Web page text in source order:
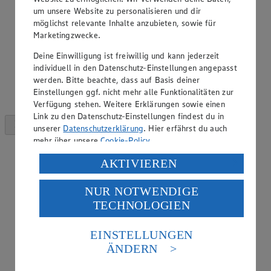
um unsere Website zu personalisieren und dir
möglichst relevante Inhalte anzubieten, sowie für
Marketingzwecke.
Deine Einwilligung ist freiwillig und kann jederzeit
individuell in den Datenschutz-Einstellungen angepasst
werden. Bitte beachte, dass auf Basis deiner
Einstellungen ggf. nicht mehr alle Funktionalitäten zur
Verfügung stehen. Weitere Erklärungen sowie einen
Link zu den Datenschutz-Einstellungen findest du in
unserer Datenschutzerklärung. Hier erfährst du auch
mehr über unsereCookie-Policy.
Verarbeitung deiner personenbezogenen Daten in den
USA durch Facebook und YouTube:
Wenn du auf „Aktivieren“ klickst, willigst du im Sinne
des Art. 49 Abs. 1 Satz 1 lit. a) DSGVO ein, dass deine
Daten in den USA verarbeitet werden. Der EuGH sieht
die USA als Land mit einem nach europäischen
Standards nicht angemessenen Datenschutzniveau an.
Es besteht das Risiko eines Zugriffs durch US-
AKTIVIEREN
NUR NOTWENDIGE
TECHNOLOGIEN
EINSTELLUNGEN
ÄNDERN